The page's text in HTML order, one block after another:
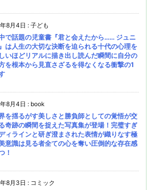
8月4日 : 子ども
で話題の児童書『君と会えたから…… ジュニ
は人生の大切な決断を迫られる十代の心理を
いほどリアルに描き出し読んだ瞬間に自分の
を根本から見直さざるを得なくなる衝撃の1
8月4日 : book
を揺るがす美しさと勝負師としての覚悟が交
奇跡の瞬間を捉えた写真集が登場！完璧すぎ
ィラインと研ぎ澄まされた表情が織りなす極
意識は見る者全ての心を奪い圧倒的な存在感
！
8月3日 : コミック